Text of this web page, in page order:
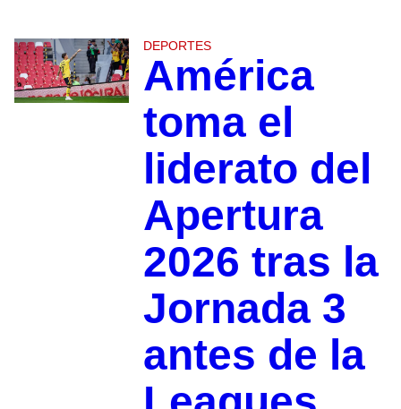
DEPORTES
América
toma el
liderato del
Apertura
2026 tras la
Jornada 3
antes de la